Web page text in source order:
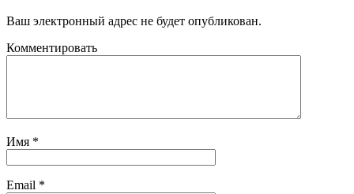
Ваш электронный адрес не будет опубликован.
Комментировать
Имя *
Email *